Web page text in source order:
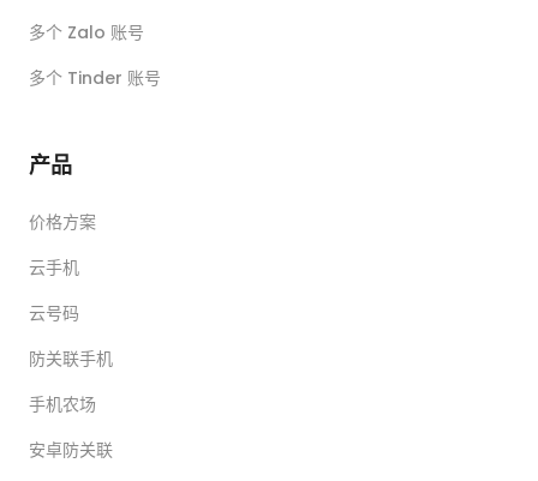
多个 Zalo 账号
多个 Tinder 账号
产品
价格方案
云手机
云号码
防关联手机
手机农场
安卓防关联